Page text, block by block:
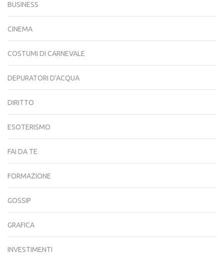
BUSINESS
CINEMA
COSTUMI DI CARNEVALE
DEPURATORI D'ACQUA
DIRITTO
ESOTERISMO
FAI DA TE
FORMAZIONE
GOSSIP
GRAFICA
INVESTIMENTI